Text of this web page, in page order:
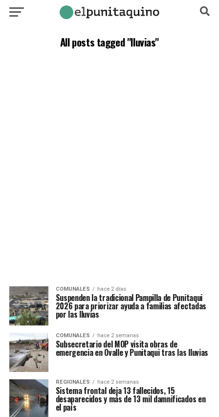
All posts tagged "lluvias"
COMUNALES hace 2 días
Suspenden la tradicional Pampilla de Punitaqui
2026 para priorizar ayuda a familias afectadas
por las lluvias
COMUNALES hace 2 semanas
Subsecretario del MOP visita obras de
emergencia en Ovalle y Punitaqui tras las lluvias
REGIONALES hace 2 semanas
Sistema frontal deja 13 fallecidos, 15
desaparecidos y más de 13 mil damnificados en
el país